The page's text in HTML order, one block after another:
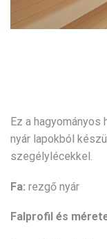
Ez a
nyár lapokból
szegélylécekkel.
Fa: rezgő nyár
Falprofil és